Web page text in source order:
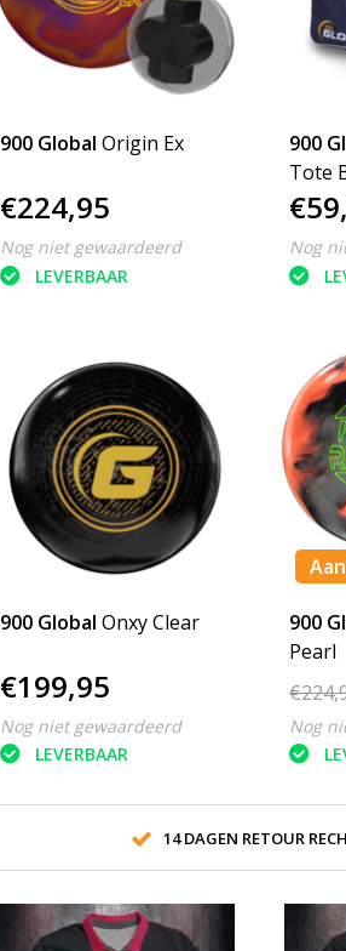
900 Global Origin Ex
€224,95
Nog niet gewaardeerd
LEVERBAAR
900
Tote
Nog
900 Global Onxy Clear
€199,95
Nog niet gewaardeerd
LEVERBAAR
900
Pearl
Nog
14 DAGEN RETOUR